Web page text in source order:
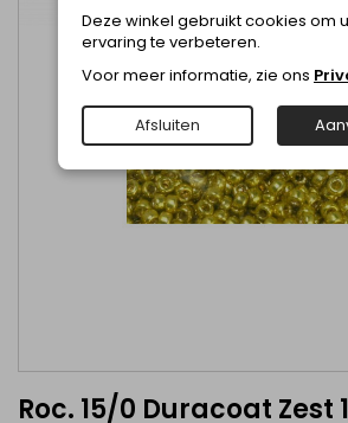
Roc. 15/0 Duracoat Zest
Deze winkel gebruikt cookies om
ervaring te verbeteren.
Voor meer informatie, zie ons
Afsluiten